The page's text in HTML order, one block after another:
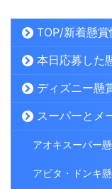
TOP/新着懸賞
本日応募した
ディズニー懸
スーパーとメ
アオキスーパー
アピタ・ドンキ